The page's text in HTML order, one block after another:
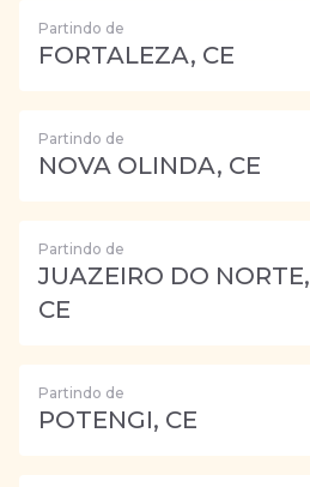
Partindo de
FORTALEZA, CE
Partindo de
NOVA OLINDA, CE
Partindo de
JUAZEIRO DO NORTE,
CE
Partindo de
POTENGI, CE